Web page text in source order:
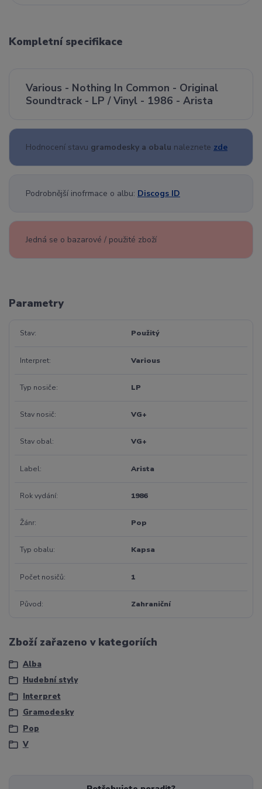
Kompletní specifikace
Various - Nothing In Common - Original
Soundtrack - LP / Vinyl - 1986 - Arista
Hodnocení stavu gramodesky a obalu naleznete zde
Podrobnější inofrmace o albu: Discogs ID
Jedná se o bazarové / použité zboží
Parametry
Stav Použitý
Interpret Various
Typ nosiče LP
Stav nosič VG+
Stav obal VG+
Label Arista
Rok vydání 1986
Žánr Pop
Typ obalu Kapsa
Počet nosičů 1
Původ Zahraniční
Zboží zařazeno v kategoriích
Alba
Hudební styly
Interpret
Gramodesky
Pop
V